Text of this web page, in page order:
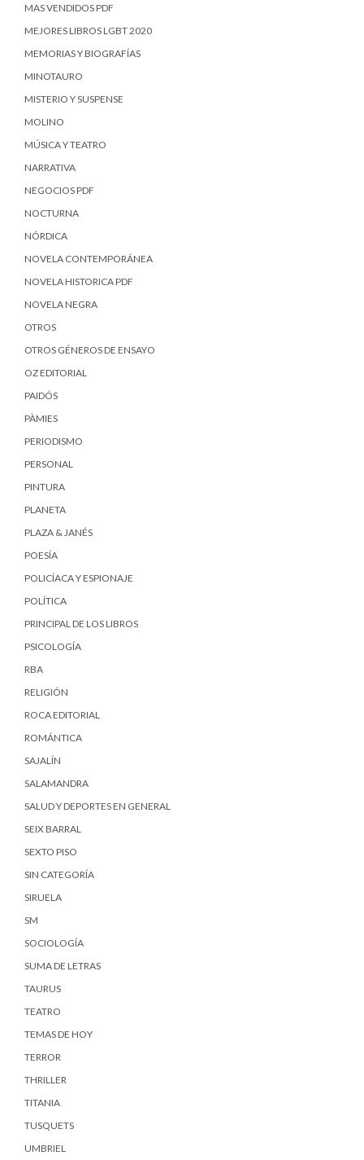
MAS VENDIDOS PDF
MEJORES LIBROS LGBT 2020
MEMORIAS Y BIOGRAFÍAS
MINOTAURO
MISTERIO Y SUSPENSE
MOLINO
MÚSICA Y TEATRO
NARRATIVA
NEGOCIOS PDF
NOCTURNA
NÓRDICA
NOVELA CONTEMPORÁNEA
NOVELA HISTORICA PDF
NOVELA NEGRA
OTROS
OTROS GÉNEROS DE ENSAYO
OZ EDITORIAL
PAIDÓS
PÀMIES
PERIODISMO
PERSONAL
PINTURA
PLANETA
PLAZA & JANÉS
POESÍA
POLICÍACA Y ESPIONAJE
POLÍTICA
PRINCIPAL DE LOS LIBROS
PSICOLOGÍA
RBA
RELIGIÓN
ROCA EDITORIAL
ROMÁNTICA
SAJALÍN
SALAMANDRA
SALUD Y DEPORTES EN GENERAL
SEIX BARRAL
SEXTO PISO
SIN CATEGORÍA
SIRUELA
SM
SOCIOLOGÍA
SUMA DE LETRAS
TAURUS
TEATRO
TEMAS DE HOY
TERROR
THRILLER
TITANIA
TUSQUETS
UMBRIEL